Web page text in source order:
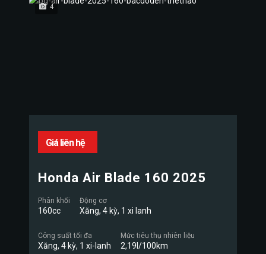
4
Giá liên hệ
Honda Air Blade 160 2025
Phân khối
160cc
Động cơ
Xăng, 4 kỳ, 1 xi lanh
Công suất tối đa
Xăng, 4 kỳ, 1 xi-lanh
Mức tiêu thụ nhiên liệu
2,19l/100km